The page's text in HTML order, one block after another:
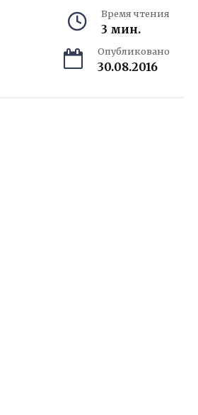
Время чтения
3 мин.
Опубликовано
30.08.2016